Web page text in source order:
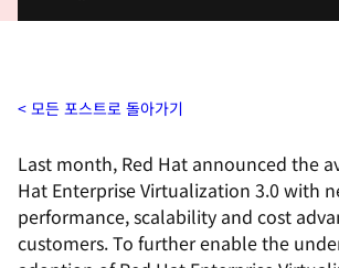
모든 포스트로 돌아가기
Last month, Red Hat announced the
Hat Enterprise Virtualization 3.0 with
performance, scalability and cost
customers. To further enable the